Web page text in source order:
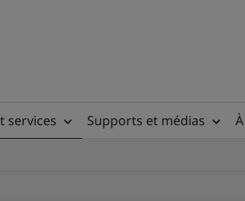
services Supports et médias